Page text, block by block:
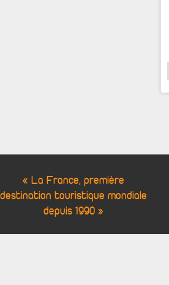
« La France, première
destination touristique mondiale
depuis 1990 »